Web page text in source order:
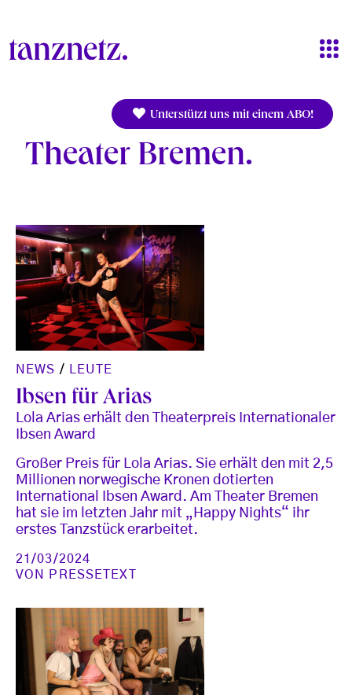
Unterstützt uns mit einem ABO!
Theater Bremen
NEWS / LEUTE
Ibsen für Arias
Lola Arias erhält den Theaterpreis Internationaler
Ibsen Award
Großer Preis für Lola Arias. Sie erhält den mit 2,5
Millionen norwegische Kronen dotierten
International Ibsen Award. Am Theater Bremen
hat sie im letzten Jahr mit „Happy Nights“ ihr
erstes Tanzstück erarbeitet.
21/03/2024
VON
PRESSETEXT